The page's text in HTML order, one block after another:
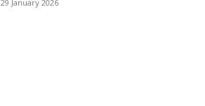
29 January 2026